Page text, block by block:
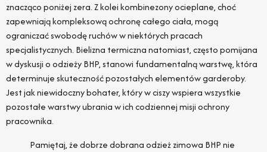
znacząco poniżej zera. Z kolei kombinezony ocieplane, choć
zapewniają kompleksową ochronę całego ciała, mogą
ograniczać swobodę ruchów w niektórych pracach
specjalistycznych. Bielizna termiczna natomiast, często pomijana
w dyskusji o odzieży BHP, stanowi fundamentalną warstwę, która
determinuje skuteczność pozostałych elementów garderoby.
Jest jak niewidoczny bohater, który w ciszy wspiera wszystkie
pozostałe warstwy ubrania w ich codziennej misji ochrony
pracownika.
Pamiętaj, że dobrze dobrana odzież zimowa BHP nie